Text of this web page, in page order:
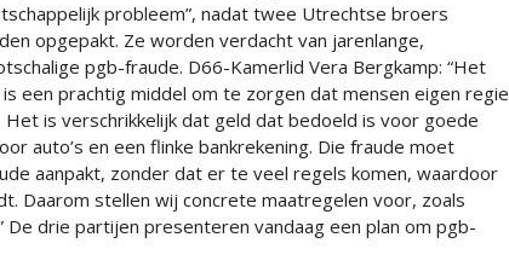
probleem”, nadat twee Utrechtse broers
opgepakt. Ze worden verdacht van jarenlange,
pgb-fraude. D66-Kamerlid Vera Bergkamp: “Het
een prachtig middel om te zorgen dat mensen eigen regie
is verschrikkelijk dat geld dat bedoeld is voor goede
auto’s en een flinke bankrekening. Die fraude moet
aanpakt, zonder dat er te veel regels komen, waardoor
Daarom stellen wij concrete maatregelen voor, zoals
drie partijen presenteren vandaag een plan om pgb-